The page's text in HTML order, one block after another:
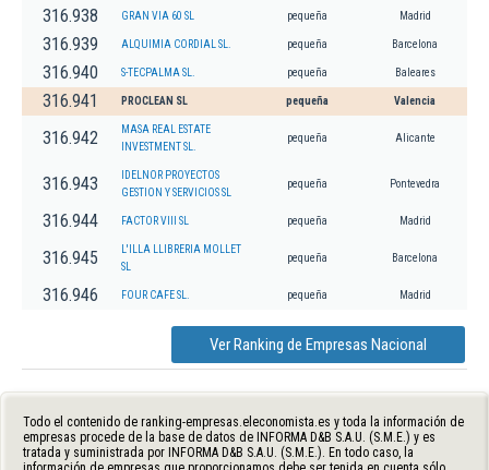
316.938 GRAN VIA 60 SL pequeña Madrid
316.939 ALQUIMIA CORDIAL SL. pequeña Barcelona
316.940 S-TECPALMA SL. pequeña Baleares
316.941 PROCLEAN SL pequeña Valencia
316.942
MASA REAL ESTATE
INVESTMENT SL.
pequeña Alicante
316.943
IDELNOR PROYECTOS
GESTION Y SERVICIOS SL
pequeña Pontevedra
316.944 FACTOR VIII SL pequeña Madrid
316.945
L'ILLA LLIBRERIA MOLLET
SL
pequeña Barcelona
316.946 FOUR CAFE SL. pequeña Madrid
Ver Ranking de Empresas Nacional
Todo el contenido de ranking-empresas.eleconomista.es y toda la información de
empresas procede de la base de datos de INFORMA D&B S.A.U. (S.M.E.) y es
tratada y suministrada por INFORMA D&B S.A.U. (S.M.E.). En todo caso, la